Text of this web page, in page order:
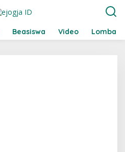
Beasiswa Video Lomba